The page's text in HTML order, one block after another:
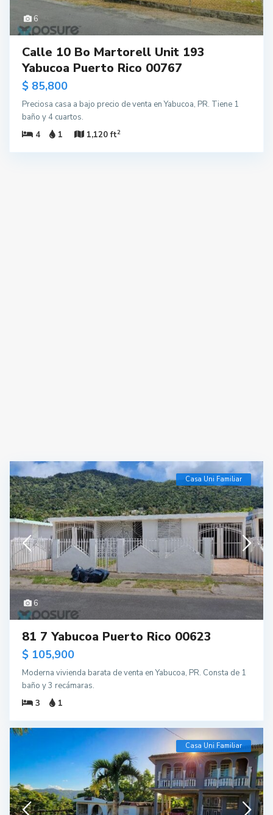
6
Calle 10 Bo Martorell Unit 193
Yabucoa Puerto Rico 00767
$ 85,800
Preciosa casa a bajo precio de venta en Yabucoa, PR. Tiene 1
baño y 4 cuartos.
4
1 1,120 ft2
6
Casa Uni Familiar
81 7 Yabucoa Puerto Rico 00623
$ 105,900
Moderna vivienda barata de venta en Yabucoa, PR. Consta de 1
baño y 3 recámaras.
3
1
Casa Uni Familiar